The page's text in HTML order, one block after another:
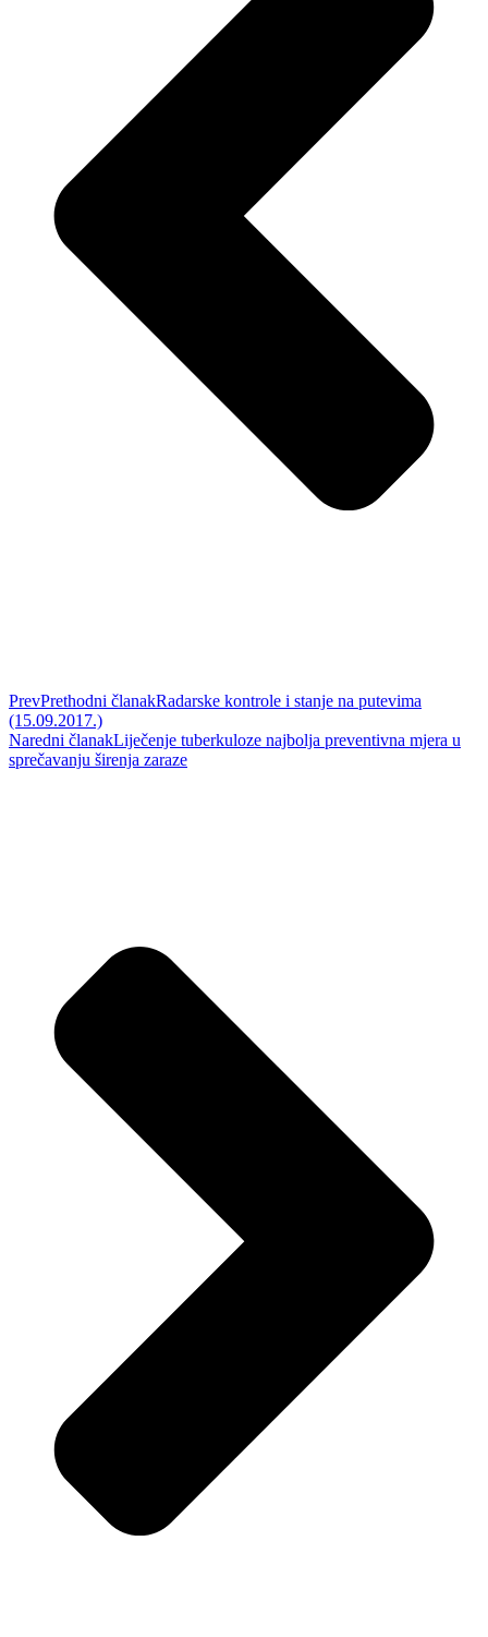
PrevPrethodni članakRadarske kontrole i stanje na putevima
(15.09.2017.)
Naredni članakLiječenje tuberkuloze najbolja preventivna mjera u
sprečavanju širenja zaraze